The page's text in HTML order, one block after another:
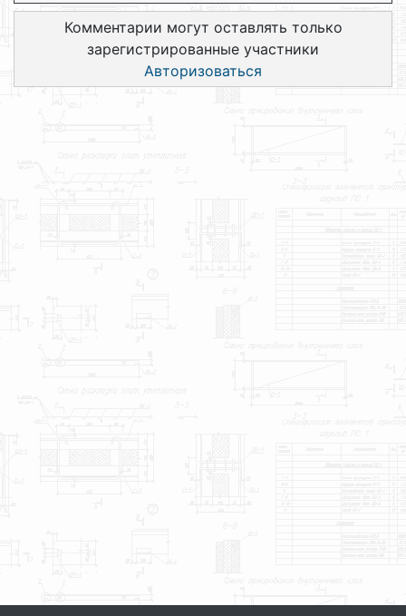
Комментарии могут оставлять только
зарегистрированные участники
Авторизоваться